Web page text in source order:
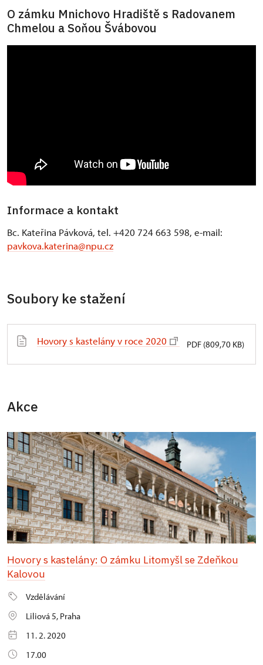
O zámku Mnichovo Hradiště s Radovanem
Chmelou a Soňou Švábovou
Informace a kontakt
Bc. Kateřina Pávková, tel. +420 724 663 598, e-mail:
pavkova.katerina@npu.cz
Soubory ke stažení
Hovory s kastelány v roce 2020 PDF (809,70 KB)
Akce
Hovory s kastelány: O zámku Litomyšl se Zdeňkou
Kalovou
Vzdělávání
Liliová 5, Praha
11. 2. 2020
17.00